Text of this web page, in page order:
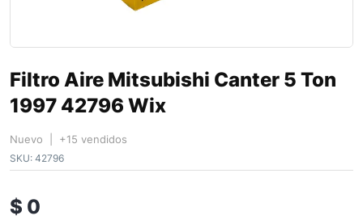
Filtro Aire Mitsubishi Canter 5 Ton
1997 42796 Wix
Nuevo | +15 vendidos
SKU: 42796
$ 0